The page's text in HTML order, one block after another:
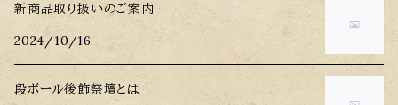
新商品取り扱いのご案内
2024/10/16
段ボール後飾祭壇とは